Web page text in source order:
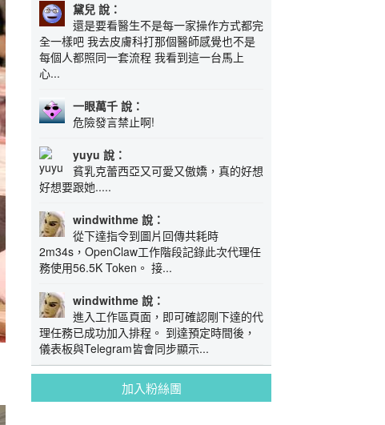
黛兒 說：
還是要看醫生不是每一家操作方式都完
全一樣吧 我去皮膚科打那個醫師感覺也不是
每個人都照同一套流程 我看到這一台馬上
心...
一眼萬千 說：
危險發言禁止啊!
yuyu 說：
貧乳克蕾西亞又可愛又傲嬌，真的好想
好想要跟她.....
windwithme 說：
從下達指令到圖片回傳共耗時
2m34s，OpenClaw工作階段記錄此次代理任
務使用56.5K Token。 接...
windwithme 說：
進入工作區頁面，即可確認剛下達的代
理任務已成功加入排程。 到達預定時間後，
儀表板與Telegram皆會同步顯示...
加入粉絲團